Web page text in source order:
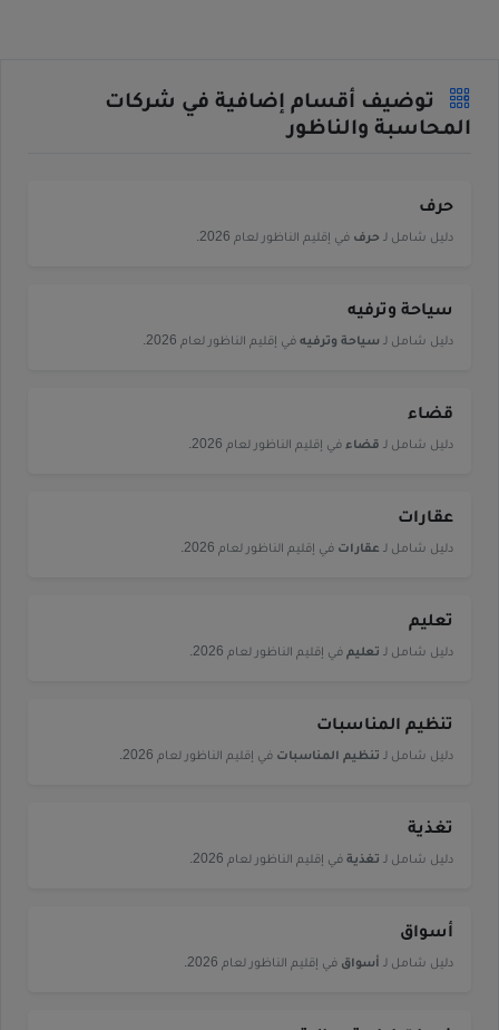
توضيف أقسام إضافية في شركات
المحاسبة والناظور
حرف
دليل شامل لـ حرف في إقليم الناظور لعام 2026.
سياحة وترفيه
دليل شامل لـ سياحة وترفيه في إقليم الناظور لعام 2026.
قضاء
دليل شامل لـ قضاء في إقليم الناظور لعام 2026.
عقارات
دليل شامل لـ عقارات في إقليم الناظور لعام 2026.
تعليم
دليل شامل لـ تعليم في إقليم الناظور لعام 2026.
تنظيم المناسبات
دليل شامل لـ تنظيم المناسبات في إقليم الناظور لعام 2026.
تغذية
دليل شامل لـ تغذية في إقليم الناظور لعام 2026.
أسواق
دليل شامل لـ أسواق في إقليم الناظور لعام 2026.